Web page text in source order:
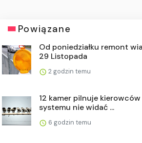
Powiązane
Od poniedziałku remont
29 Listopada
2 godzin temu
12 kamer pilnuje
systemu nie widać ...
6 godzin temu